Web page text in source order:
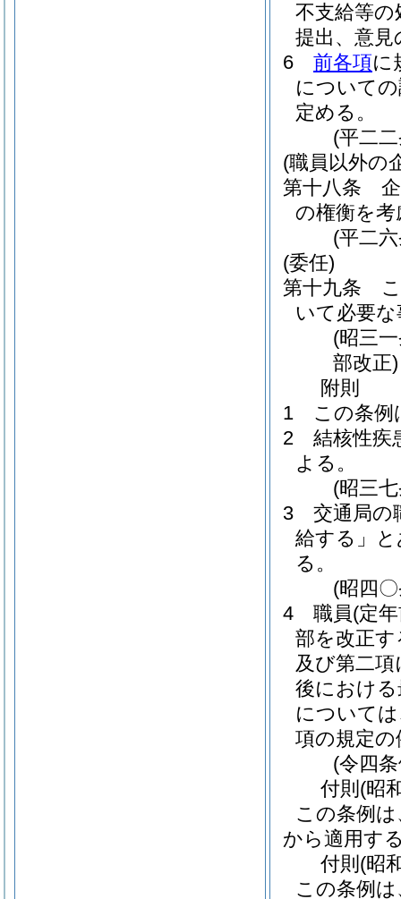
不支給等
提出、意
6
前各項に
について
定める。
(平二
(職員以外の
第十八条
の権衡を
(平二
(委任)
第十九条
いて必要
(昭三
部改正)
附則
1
この条例
2
結核性疾
よる。
(昭三
3
交通局の
給する」
る。
(昭四
4
職員(定
部を改正す
及び第二
後におけ
について
項の規定
(令四
付則 (昭
この条例
から適用す
付則 (昭
この条例